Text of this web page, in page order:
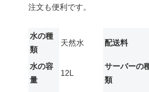
注文も便利です。
水の種
類
天然水 配送料
水の容
量
12L
サーバーの
類